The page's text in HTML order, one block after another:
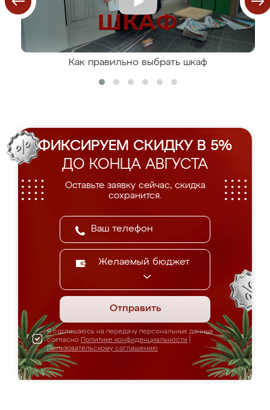
Как правильно выбрать шкаф
ФИКСИРУЕМ СКИДКУ В 5%
ДО КОНЦА АВГУСТА
Оставьте заявку сейчас, скидка
сохранится.
Желаемый бюджет
Отправить
Я соглашаюсь на передачу персональных данных
согласно Политике конфиденциальности
Пользовательскому соглашению